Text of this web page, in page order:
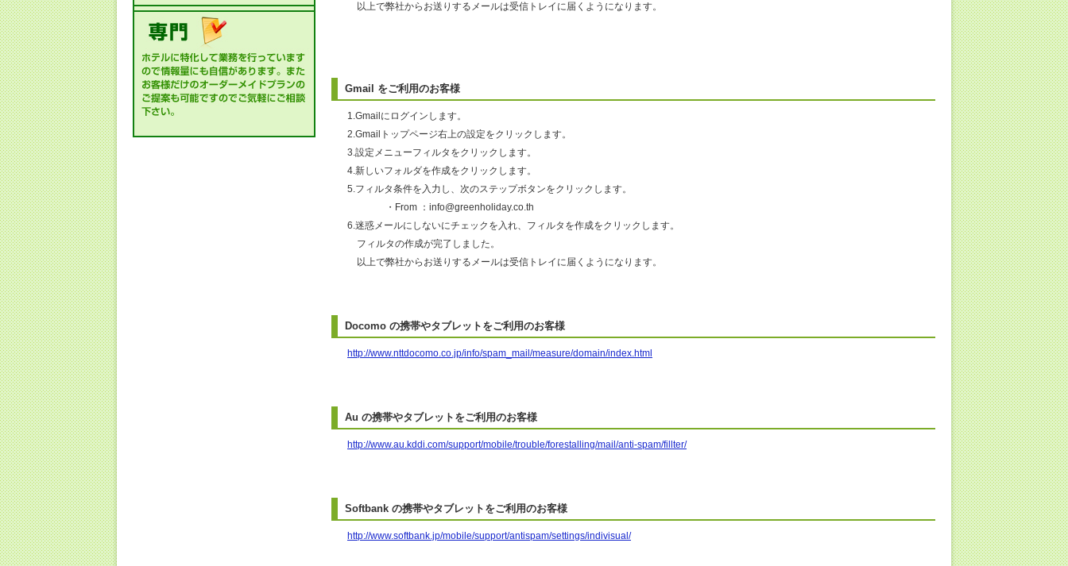
以上で弊社からお送りするメールは受信トレイに届くようになります。
Gmail をご利用のお客様
1.Gmailにログインします。
2.Gmailトップページ右上の設定をクリックします。
3.設定メニューフィルタをクリックします。
4.新しいフォルダを作成をクリックします。
5.フィルタ条件を入力し、次のステップボタンをクリックします。
・From ：info@greenholiday.co.th
6.迷惑メールにしないにチェックを入れ、フィルタを作成をクリックします。
フィルタの作成が完了しました。
以上で弊社からお送りするメールは受信トレイに届くようになります。
Docomo の携帯やタブレットをご利用のお客様
http://www.nttdocomo.co.jp/info/spam_mail/measure/domain/index.html
Au の携帯やタブレットをご利用のお客様
http://www.au.kddi.com/support/mobile/trouble/forestalling/mail/anti-spam/fillter/
Softbank の携帯やタブレットをご利用のお客様
http://www.softbank.jp/mobile/support/antispam/settings/indivisual/